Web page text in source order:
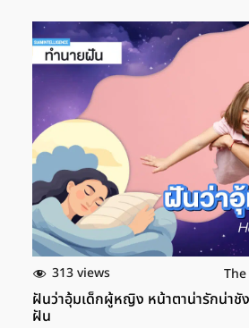
หรือเลขสำหรับเสี่ยงโชค เพราะฉะนั้น มาดูกั
ตามตำราทำนายความฝันแล้ว หมายถึงอะไ
หน้าอก การฝันว่าเห็นหน้าอกหรือนม ตามตำ
หมายถึง การได้โชคลาภที่มาจากการเสี่ยงโ
เพศหญิง แต่ช่วงนี้ก็ต้องระวังเรื่องการเจ
เพื่อนจากสังคมใหม่ เพราะอาจจะเจอกับคน
อย่าง หรือคนที่หวังผลประโยชน์จากคุณ ส่ว
เอง 2 ข้าง แล้วเป็นช่วงที่โสดอยู่ ยังไม่มีคู่หรื
เสน่ห์ มีคนเข้ามาสนใจคุณหลายคน เลขเด็
การฝันว่าเห็นนมตัวเอง 1 ข้าง อาจจะเป็นข้
ตำราทำนายฝันแล้ว จะหมายถึง การเจอกับ
คนอื่นที่ไม่ดี เป็นช่วงที่จะได้เจอมิตรหรือสัง
จากคนรัก ช่วงนี้ชีวิตจะดีสำหรับการผูกมิตร
ใครที่ต้องเจรจาการงาน จะต้องอดทนและใ
ได้ผลลัพธ์ที่ดี ถึงแม้ว่าจะใช้เวลาพอสมควรก
เลขเด็ด […]
313 views
ฝันว่าอุ้มเด็กผู้หญิง หน้าตาน่ารักน่าชั
ฝัน